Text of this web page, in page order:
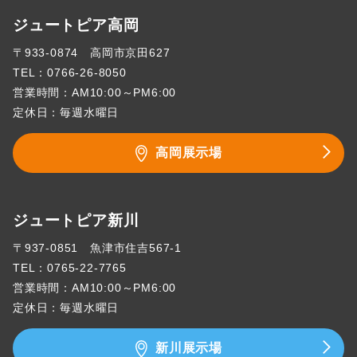
ジュートピア高岡
〒933-0874 高岡市京田627
TEL：0766-26-8050
営業時間：AM10:00～PM6:00
定休日：毎週水曜日
高岡展示場
ジュートピア新川
〒937-0851 魚津市住吉567-1
TEL：0765-22-7765
営業時間：AM10:00～PM6:00
定休日：毎週水曜日
新川展示場